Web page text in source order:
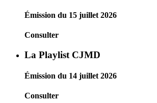
Émission du 15 juillet 2026
Consulter
La Playlist CJMD
Émission du 14 juillet 2026
Consulter